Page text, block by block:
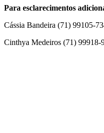
Para esclarecimentos
Cássia Bandeira (71) 99105-
Cinthya Medeiros (71) 99918-